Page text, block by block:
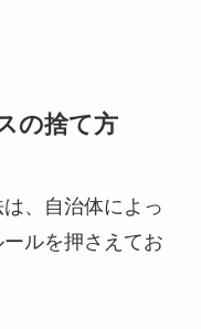
の捨て方
、自治体によっ
ルを押さえてお